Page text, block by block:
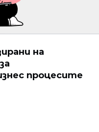
на
процесите